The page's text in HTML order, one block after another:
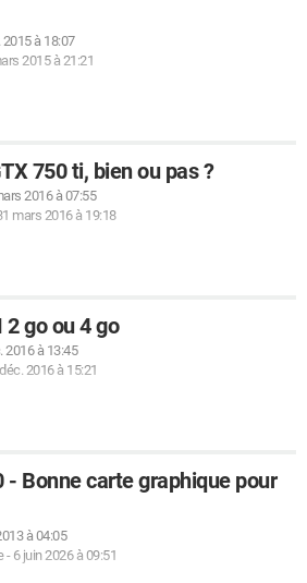
2015 à 18:07
2015 à 21:21
750 ti, bien ou pas ?
2016 à 07:55
mars 2016 à 19:18
go ou 4 go
2016 à 13:45
2016 à 15:21
- Bonne carte graphique pour
à 04:05
- 6 juin 2026 à 09:51